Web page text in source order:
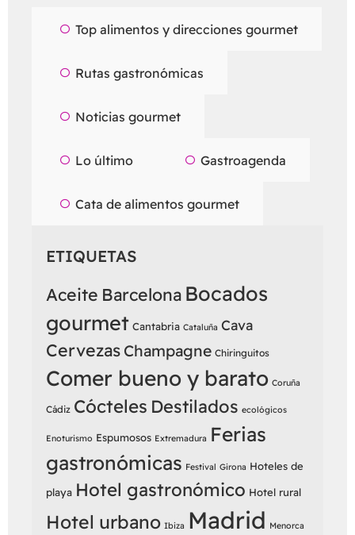
Top alimentos y direcciones gourmet
Rutas gastronómicas
Noticias gourmet
Lo último Gastroagenda
Cata de alimentos gourmet
ETIQUETAS
Aceite Barcelona Bocados
gourmet Cantabria Cataluña Cava
Cervezas Champagne Chiringuitos
Comer bueno y barato Coruña
Cádiz Cócteles Destilados ecológicos
Enoturismo Espumosos Extremadura Ferias
gastronómicas Festival Girona Hoteles de
playa Hotel gastronómico Hotel rural
Hotel urbano Ibiza Madrid Menorca